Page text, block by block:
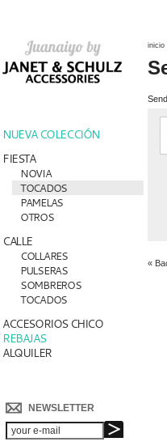
NUEVA COLECCIÓN
FIESTA
NOVIA
TOCADOS
PAMELAS
OTROS
CALLE
COLLARES
PULSERAS
SOMBREROS
TOCADOS
ACCESORIOS CHICO
REBAJAS
ALQUILER
NEWSLETTER
inicio
«